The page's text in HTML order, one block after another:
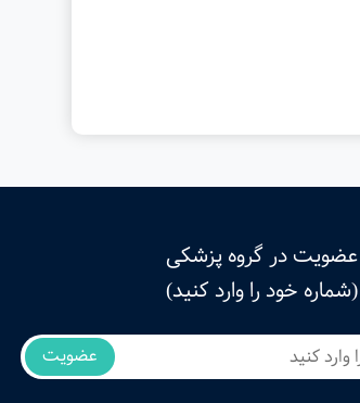
عضویت در گروه پزشکی
(شماره خود را وارد کنید)
عضویت